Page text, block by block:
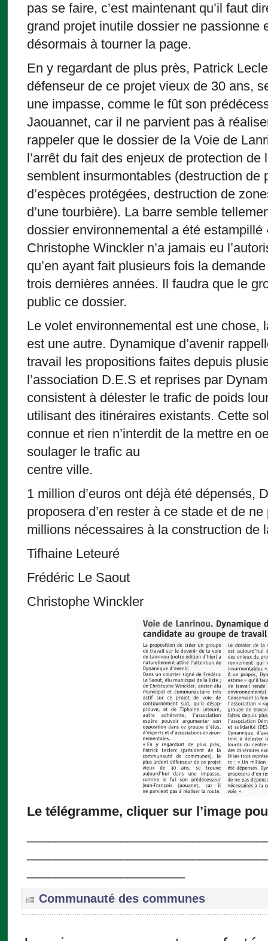
pas se faire, c’est maintenant qu’il faut
grand projet inutile dossier ne passionne
désormais à tourner la page.
En y regardant de plus près, Patrick
défenseur de ce projet vieux de 30 ans,
une impasse, comme le fût son
Jaouannet, car il ne parvient pas à
rappeler que le dossier de la Voie de
l’arrêt du fait des enjeux de protection de
semblent insurmontables (destruction de
d’espèces protégées, destruction de
d’une tourbière). La barre semble
dossier environnemental a été
Christophe Winckler n’a jamais eu
qu’en ayant fait plusieurs fois la
trois dernières années. Il faudra que le
public ce dossier.
Le volet environnemental est une chose,
est une autre. Dynamique d’avenir
travail les propositions faites depuis
l’association D.E.S et reprises par
consistent à délester le trafic de poids
utilisant des itinéraires existants. Cette
connue et rien n’interdit de la mettre en
soulager le trafic au
centre ville.
1 million d’euros ont déjà été dépensés,
proposera d’en rester à ce stade et de
millions nécessaires à la construction de
Tifhaine Leteuré
Frédéric Le Saout
Christophe Winckler
Le télégramme, cliquer sur l’image
Communauté des communes